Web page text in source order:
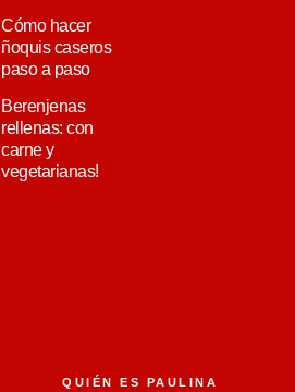
Cómo hacer
ñoquis caseros
paso a paso
Berenjenas
rellenas: con
carne y
vegetarianas!
QUIÉN ES PAULINA